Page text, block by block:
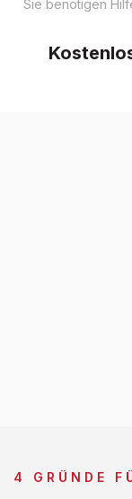
Sie benötigen
4 GRÜNDE